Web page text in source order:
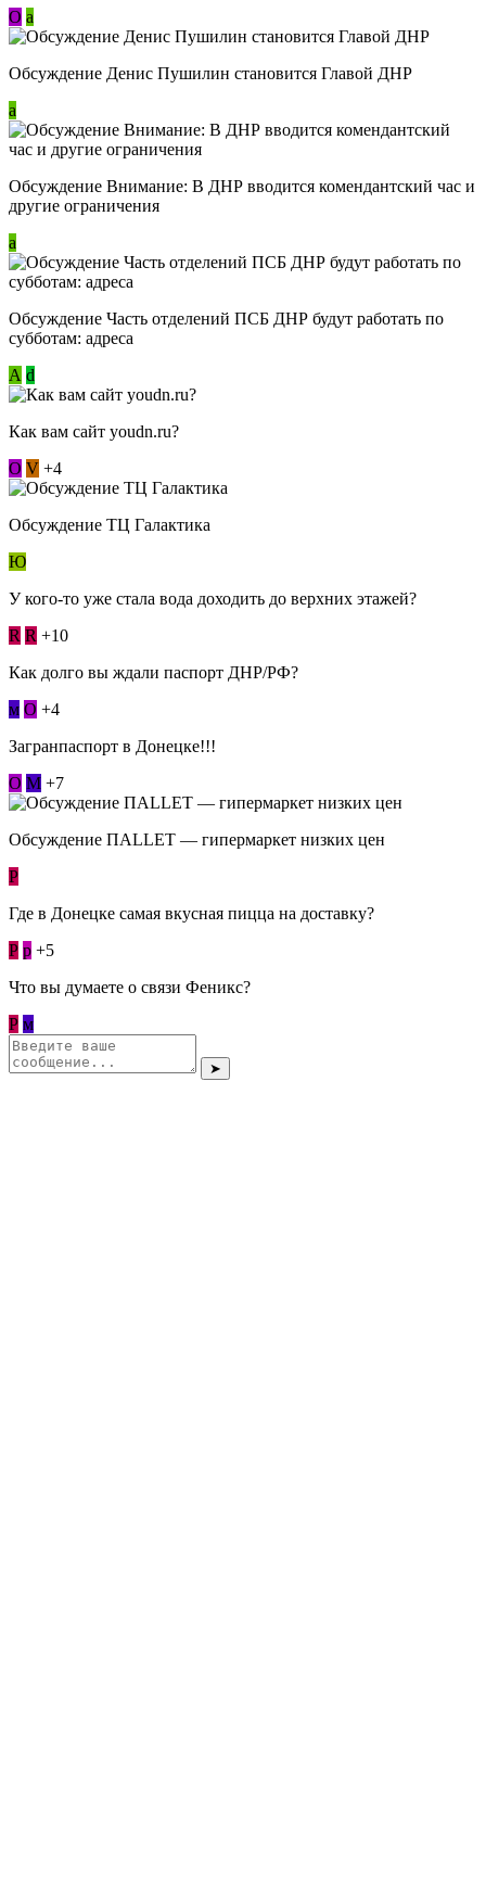
О a
Обсуждение Денис Пушилин становится Главой ДНР
a
Обсуждение Внимание: В ДНР вводится комендантский час и
другие ограничения
a
Обсуждение Часть отделений ПСБ ДНР будут работать по
субботам: адреса
А d
Как вам сайт youdn.ru?
О V +4
Обсуждение ТЦ Галактика
Ю
У кого-то уже стала вода доходить до верхних этажей?
R R +10
Как долго вы ждали паспорт ДНР/РФ?
м О +4
Загранпаспорт в Донецке!!!
О М +7
Обсуждение ПАLLЕТ — гипермаркет низких цен
Р
Где в Донецке самая вкусная пицца на доставку?
Р p +5
Что вы думаете о связи Феникс?
Р м
➤